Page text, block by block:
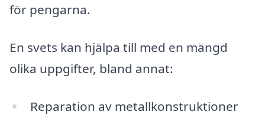
för pengarna.
En svets kan hjälpa till med en mängd
olika uppgifter, bland annat:
Reparation av metallkonstruktioner